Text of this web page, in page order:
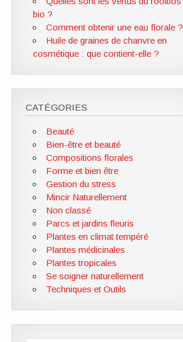
bio ?
Comment obtenir une eau florale ?
Huile de graines de chanvre en
cosmétique : que contient-elle ?
CATÉGORIES
Beauté
Bien-être et beauté
Compositions florales
Forme et bien être
Gestion du stress
Mincir Naturellement
Non classé
Parcs et jardins fleuris
Plantes en climat tempéré
Plantes médicinales
Plantes tropicales
Se soigner naturellement
Techniques et Outils